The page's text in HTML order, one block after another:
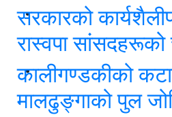
सरकारको
रास्वपा
कालीगण्डकीको
मालढुङ्गाको पुल